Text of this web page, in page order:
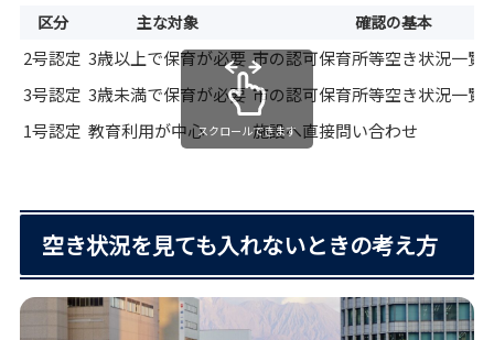
区分 主な対象 確認の基本
2号認定 3歳以上で保育が必要 市の認可保育所等空き状況一覧
3号認定 3歳未満で保育が必要 市の認可保育所等空き状況一覧
1号認定 教育利用が中心 施設へ直接問い合わせ
スクロールできます
空き状況を見ても入れないときの考え方